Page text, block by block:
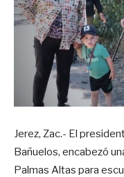
Jerez, Zac.- El
Bañuelos, encabezó
Palmas Altas para